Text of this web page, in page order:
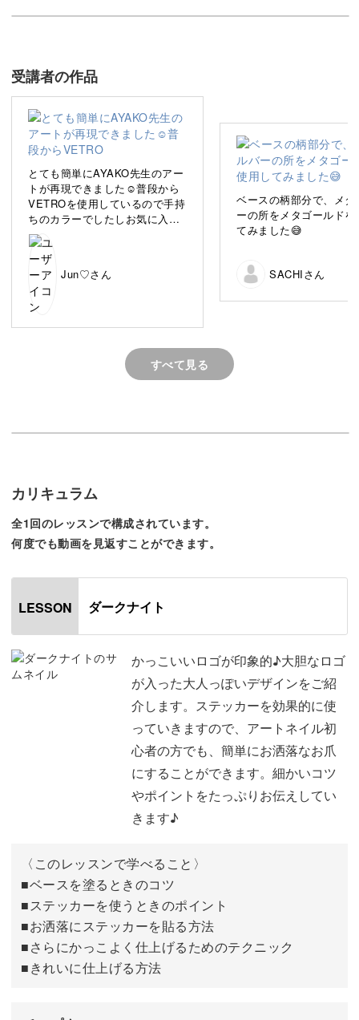
大胆なロゴが大人っぽいデザインのアートネイルは、
どんなファッションにもあわせやすい優秀なデザイン。
今回はステッカーを効果的に使っていきますので、
アートネイル初心者の方でも、簡単にお洒落なお爪にする
ことができます。
「ステッカーをうまく貼れない…」
「ステッカーを使っても、いつも単調な貼り方になってし
まう」
◆ベースを塗るときのコツ
◆ステッカーを使うときのポイント
◆お洒落にステッカーを貼る方法
初心者さんにもわかりやすいように、
かっこよくできるテクニックを丁寧にレクチャーしていき
ますよ。
一緒にコーディネートしたい、簡単フレンチのサブアート
5本のお爪をトータルコーディネートして、かっこいい指
今回使用したステッカー以外でも使えるテクニックだか
ら、
様々なステッカーを組み合わせて、ご自身オリジナルデザ
インにアレンジ可能です！
ので、
受講者の作品
とても簡単にAYAKO先生のアー
トが再現できました☺️普段から
VETROを使用しているので手持
ちのカラーでしたしお気に入り
です✨
Jun♡さん
ベースの柄部分で、メタ
ーの所をメタゴールドを
てみました😅
SACHIさん
すべて見る
カリキュラム
全1回のレッスンで構成されています。
何度でも動画を見返すことができます。
LESSON ダークナイト
かっこいいロゴが印象的♪大胆なロゴ
が入った大人っぽいデザインをご紹
介します。ステッカーを効果的に使
っていきますので、アートネイル初
心者の方でも、簡単にお洒落なお爪
にすることができます。細かいコツ
やポイントをたっぷりお伝えしてい
きます♪
〈このレッスンで学べること〉
■ベースを塗るときのコツ
■ステッカーを使うときのポイント
■お洒落にステッカーを貼る方法
■さらにかっこよく仕上げるためのテクニック
■きれいに仕上げる方法